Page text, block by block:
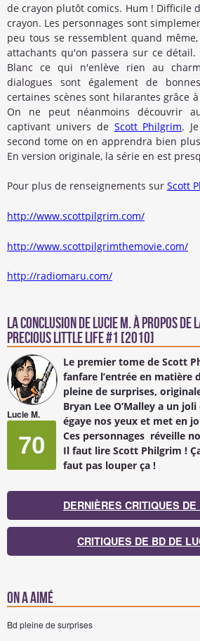
de crayon plutôt comics. Hum ! Difficile
crayon. Les personnages sont
peu tous se ressemblent quand
attachants qu'on passera sur ce
Blanc ce qui n'enlève rien au
dialogues sont également de
certaines scènes sont hilarantes grâce
On ne peut néanmoins découvrir
captivant univers de Scott Philgrim.
second tome on en apprendra bien
En version originale, la série en est
Pour plus de renseignements sur Scott
http://www.scottpilgrim.com/
http://www.scottpilgrimthemovie.com/
http://radiomaru.com/
La conclusion de Lucie M.à propos de
Precious Little Life #1 [2010]
Lucie M.
70
Le premier tome de Scott
fanfare l’entrée en matière
pleine de surprises,
Bryan Lee O’Malley a un
égaye nos yeux et met en
Ces personnages réveille
Il faut lire Scott Philgrim !
faut pas louper ça !
DERNIÈRES CRITIQUES DE
CRITIQUES DE BD DE
On a aimé
Bd pleine de surprises